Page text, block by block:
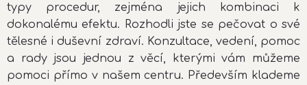
typy procedur, zejména jejich kombinaci k
dokonalému efektu. Rozhodli jste se pečovat o své
tělesné i duševní zdraví. Konzultace, vedení, pomoc
a rady jsou jednou z věcí, kterými vám můžeme
pomoci přímo v našem centru. Především klademe